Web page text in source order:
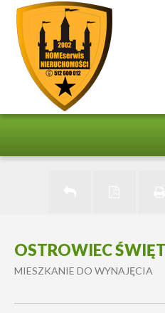
OSTROWIEC
MIESZKANIE DO WYNAJĘCIA